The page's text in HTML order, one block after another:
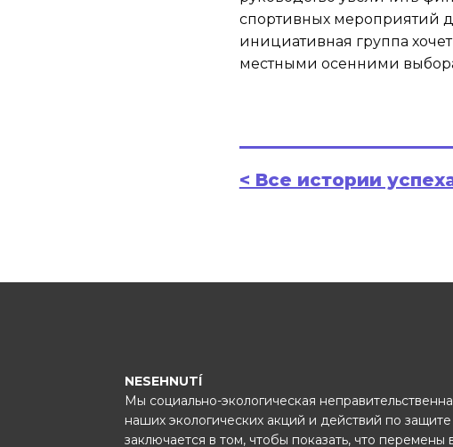
спортивных мероприятий
инициативная группа
местными осенними
< Все истории
NESEHNUTÍ
Мы социально-экологическая
наших экологических акций и действий по
заключается в том, чтобы показать, что перемены